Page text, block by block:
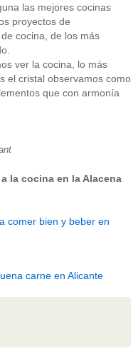
las mejores cocinas
proyectos de
cocina, de los más
ver la cocina, lo más
el cristal observamos como
que con armonía
la cocina en la Alacena
comer bien y beber en
carne en Alicante